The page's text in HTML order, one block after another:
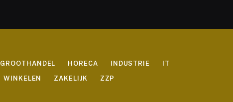
GROOTHANDEL HORECA INDUSTRIE
IT
WINKELEN ZAKELIJK ZZP